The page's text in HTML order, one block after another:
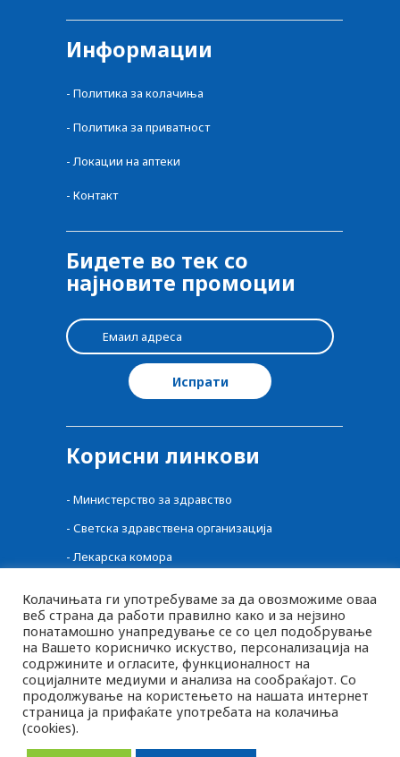
MK
Информации
- Политика за колачиња
- Политика за приватност
- Локации на аптеки
- Контакт
Бидете во тек со
најновите промоции
Корисни линкови
- Министерство за здравство
- Светска здравствена организација
-Лекарска комора
-Фонд за здравство
-Фармацевтска комора
-Агенција за Храна и Ветеринарство
Колачињата ги употребуваме за да овозможиме оваа
веб страна да работи правилно како и за нејзино
понатамошно унапредување се со цел подобрување
на Вашето корисничко искуство, персонализација на
содржините и огласите, функционалност на
социјалните медиуми и анализа на сообраќајот. Со
продолжување на користењето на нашата интернет
страница ја прифаќате употребата на колачиња
(cookies).